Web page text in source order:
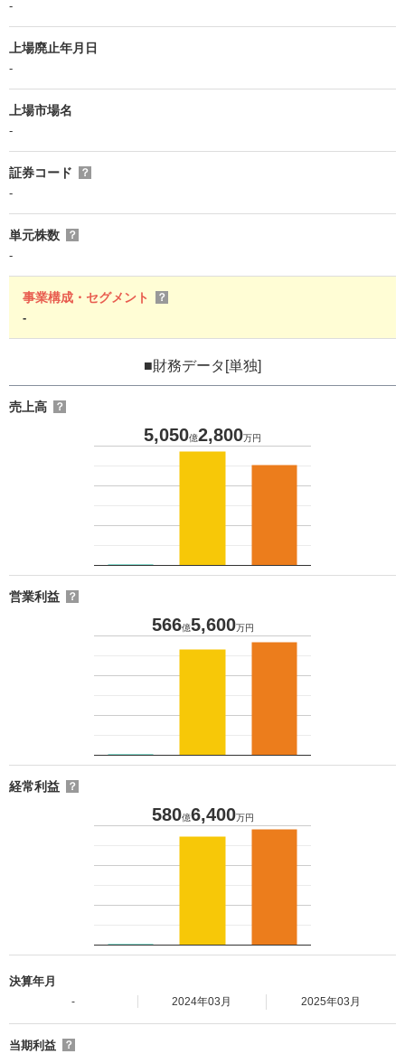
-
上場廃止年月日
-
上場市場名
-
証券コード ？
-
単元株数 ？
-
事業構成・セグメント ？
-
■財務データ[単独]
売上高 ？
5,050億2,800万円
営業利益 ？
566億5,600万円
経常利益 ？
580億6,400万円
決算年月
- 2024年03月 2025年03月
当期利益 ？